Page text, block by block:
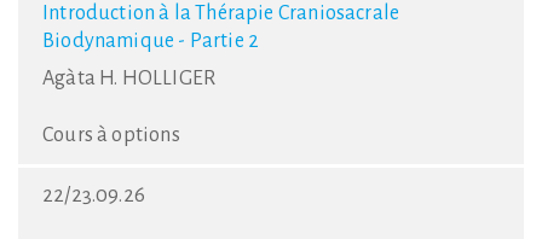
Introduction à la Thérapie Craniosacrale
Biodynamique - Partie 2
Agàta H. HOLLIGER
Cours à options
22/23.09.26